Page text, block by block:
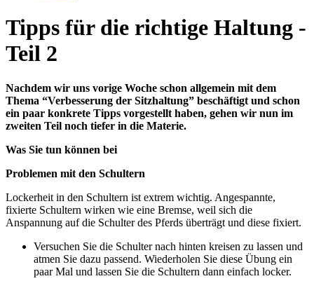
Tipps für die richtige Haltung -
Teil 2
Nachdem wir uns vorige Woche schon allgemein mit dem
Thema “Verbesserung der Sitzhaltung” beschäftigt und schon
ein paar konkrete Tipps vorgestellt haben, gehen wir nun im
zweiten Teil noch tiefer in die Materie.
Was Sie tun können bei
Problemen mit den Schultern
Lockerheit in den Schultern ist extrem wichtig. Angespannte,
fixierte Schultern wirken wie eine Bremse, weil sich die
Anspannung auf die Schulter des Pferds überträgt und diese fixiert.
Versuchen Sie die Schulter nach hinten kreisen zu lassen und
atmen Sie dazu passend. Wiederholen Sie diese Übung ein
paar Mal und lassen Sie die Schultern dann einfach locker.